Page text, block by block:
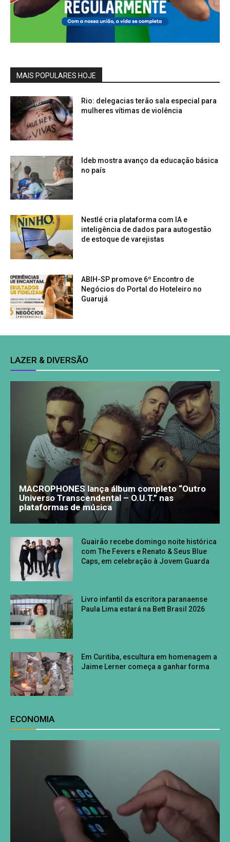
MAIS POPULARES HOJE
Rio: delegacias terão sala especial para
mulheres vítimas de violência
Ideb mostra avanço da educação básica
no país
Nestlé cria plataforma com IA e
inteligência de dados para autogestão
de estoque de varejistas
ABIH-SP promove 6º Encontro de
Negócios do Portal do Hoteleiro no
Guarujá
LAZER & DIVERSÃO
MACROPHONES lança álbum completo “Outro
Universo Transcendental – O.U.T.” nas
plataformas de música
Guairão recebe domingo noite histórica
com The Fevers e Renato & Seus Blue
Caps, em celebração à Jovem Guarda
Livro infantil da escritora paranaense
Paula Lima estará na Bett Brasil 2026
Em Curitiba, escultura em homenagem a
Jaime Lerner começa a ganhar forma
ECONOMIA